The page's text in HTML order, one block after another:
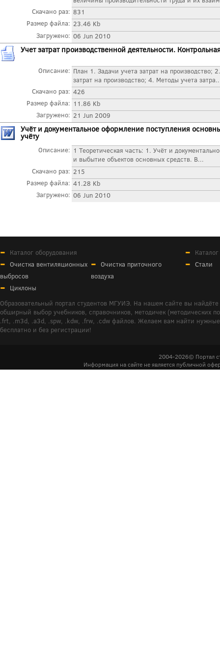
Скачано раз: 831
Размер файла: 23.46 Kb
Загружено: 06 Jun 2010
Учет затрат производственной деятельности.
Описание: План 1. Задачи учета затрат на производство;
затрат на производство; 4. Методы учета
Скачано раз: 426
Размер файла: 11.86 Kb
Загружено: 21 Jun 2009
Учёт и документальное оформление поступления
учёту
Описание: 1 Теоретическая часть: 1. Учёт и
и выбытие объектов основных средств. В...
Скачано раз: 215
Размер файла: 41.28 Kb
Загружено: 06 Jun 2010
Каталог оборудования
Очистка вентиляционных
выбросов
Очистка приточного
воздуха
Циклоны
Стали
Образовательный портал студентов МГУИЭ. На нашем сайте вы
обширный выбор учебников, справочников, методичек (методических
.frt, .m3d, .a3d, .spw, .kdw, .frw, .cdw файлов. Желаем вам найти
бесплатно и без регистрации!
2004-2026© Портал
Информация на сайте не является публичной